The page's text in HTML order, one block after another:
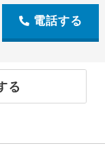
電話する